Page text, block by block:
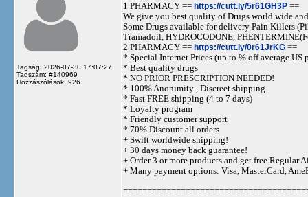
Tagság: 2026-07-30 17:07:27
Tagszám: #140969
Hozzászólások: 926
1 PHARMACY == https://cutt.ly/5r61GH3P ==
We give you best quality of Drugs world wide
Some Drugs available for delivery Pain Killers
Tramadoil, HYDROCODONE,
2 PHARMACY == https://cutt.ly/0r61JrKG ==
* Special Internet Prices (up to % off average US
* Best quality drugs
* NO PRIOR PRESCRIPTION NEEDED!
* 100% Anonimity , Discreet shipping
* Fast FREE shipping (4 to 7 days)
* Loyalty program
* Friendly customer support
* 70% Discount all orders
+ Swift worldwide shipping!
+ 30 days money back guarantee!
+ Order 3 or more products and get free Regular
+ Many payment options: Visa, MasterCard,